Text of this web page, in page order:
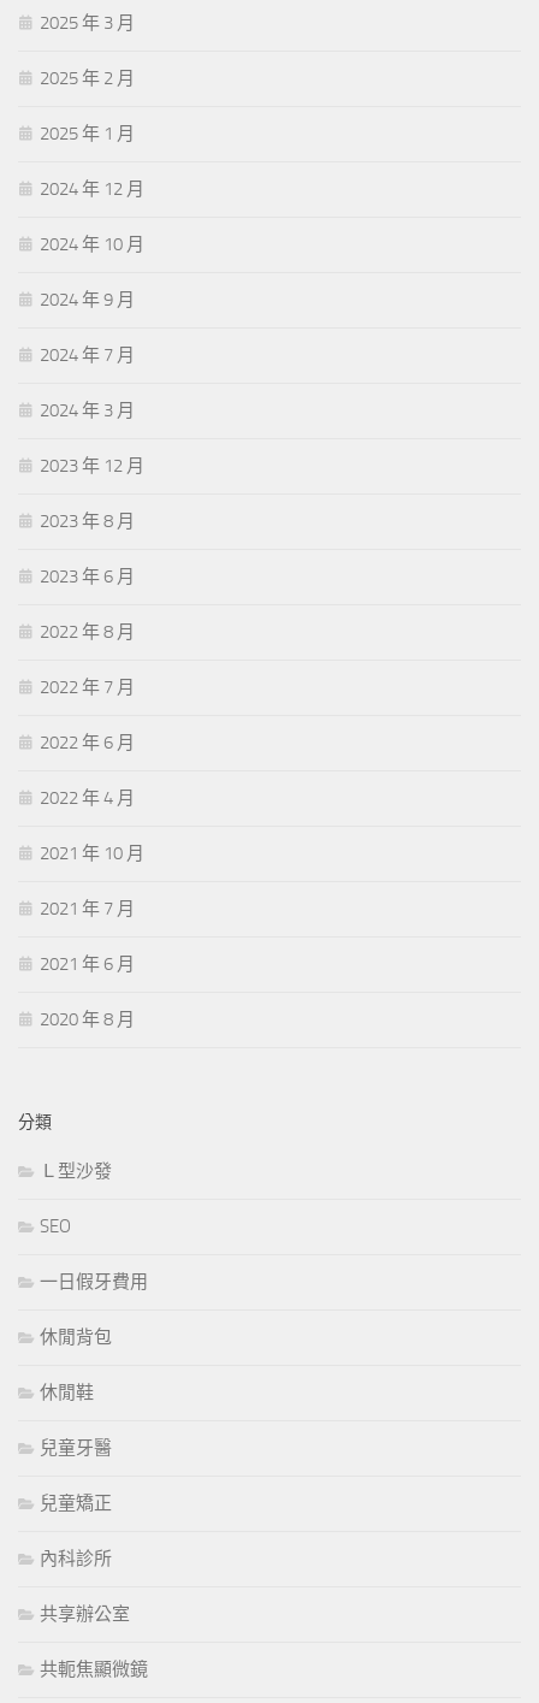
2025 年 3 月
2025 年 2 月
2025 年 1 月
2024 年 12 月
2024 年 10 月
2024 年 9 月
2024 年 7 月
2024 年 3 月
2023 年 12 月
2023 年 8 月
2023 年 6 月
2022 年 8 月
2022 年 7 月
2022 年 6 月
2022 年 4 月
2021 年 10 月
2021 年 7 月
2021 年 6 月
2020 年 8 月
分類
Ｌ型沙發
SEO
一日假牙費用
休閒背包
休閒鞋
兒童牙醫
兒童矯正
內科診所
共享辦公室
共軛焦顯微鏡